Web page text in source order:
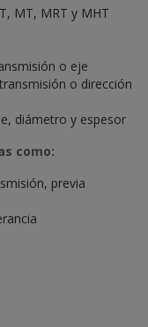
MT, MRT y MHT
o eje
o dirección
diámetro y espesor
como:
previa